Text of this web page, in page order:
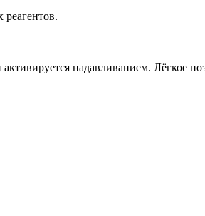
надавливанием. Лёгкое